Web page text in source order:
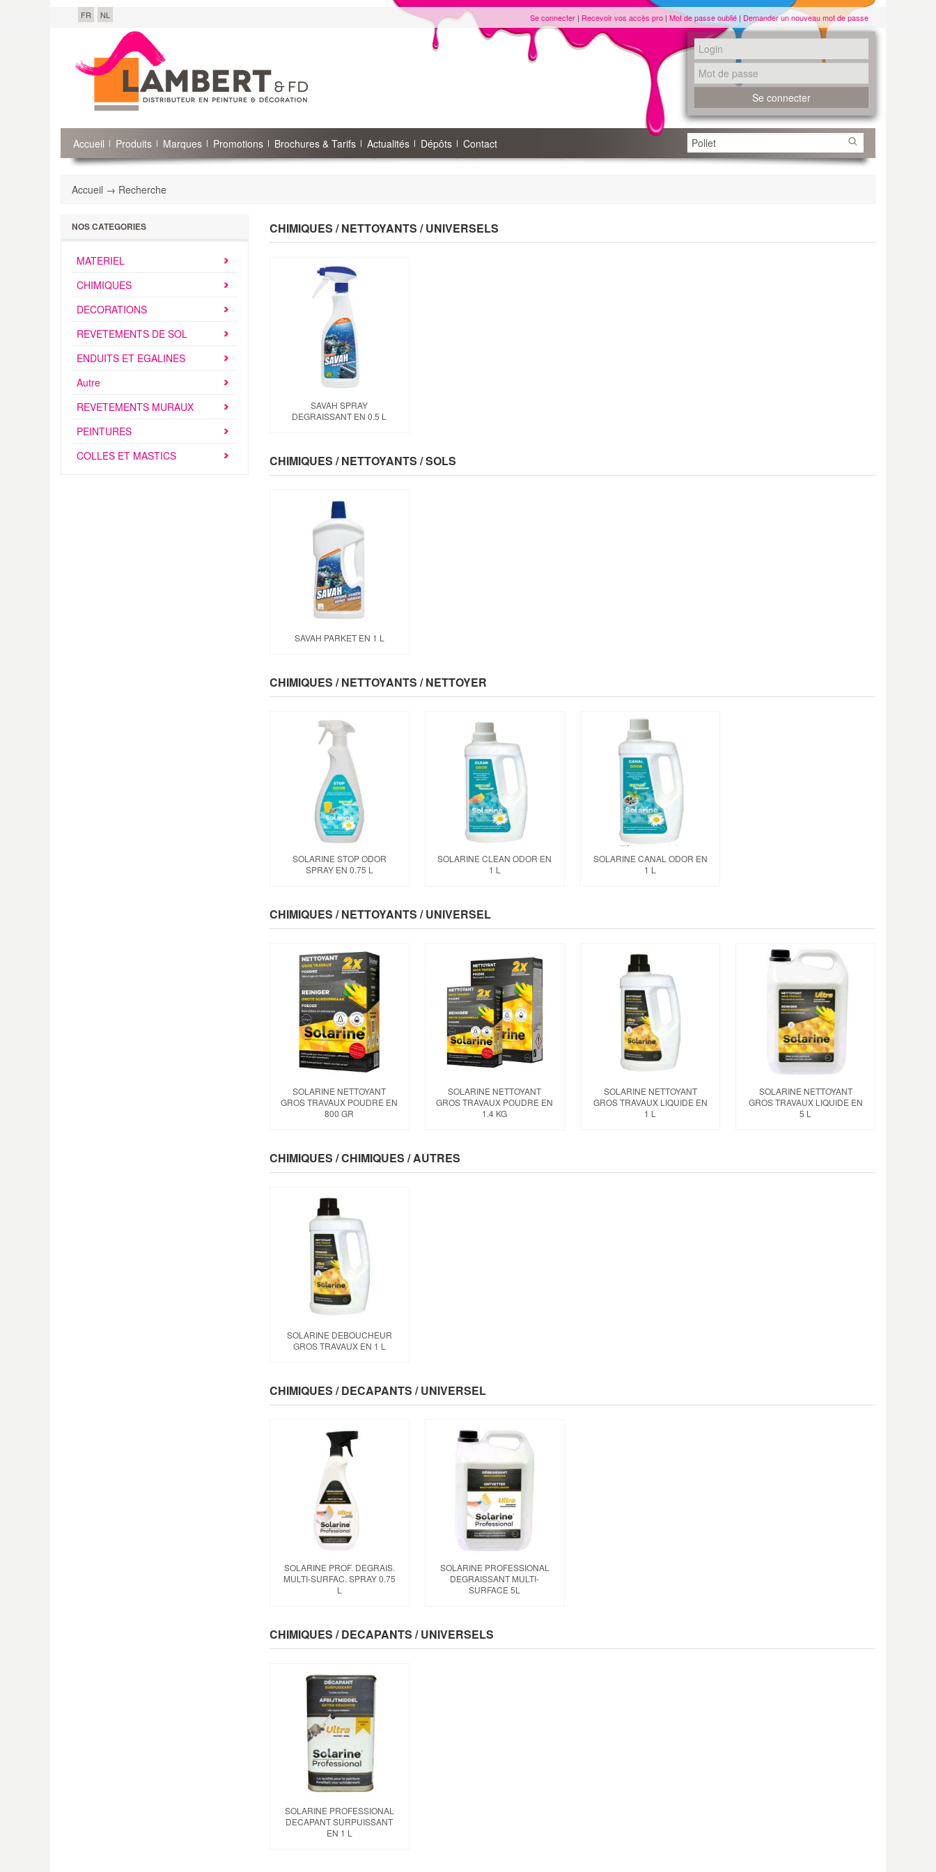
FR NL Se connecter | Recevoir vos accès pro | Mot de passe oublié | Demander un nouveau mot de passe
Accueil Produits Marques Promotions Brochures & Tarifs Actualités Dépôts Contact
Accueil → Recherche
NOS CATEGORIES
MATERIEL
CHIMIQUES
DECORATIONS
REVETEMENTS DE SOL
ENDUITS ET EGALINES
Autre
REVETEMENTS MURAUX
PEINTURES
COLLES ET MASTICS
CHIMIQUES / NETTOYANTS / UNIVERSELS
SAVAH SPRAY
DEGRAISSANT EN 0.5 L
CHIMIQUES / NETTOYANTS / SOLS
SAVAH PARKET EN 1 L
CHIMIQUES / NETTOYANTS / NETTOYER
SOLARINE STOP ODOR
SPRAY EN 0.75 L
SOLARINE CLEAN ODOR EN
1 L
SOLARINE CANAL ODOR EN
1 L
CHIMIQUES / NETTOYANTS / UNIVERSEL
SOLARINE NETTOYANT
GROS TRAVAUX POUDRE EN
800 GR
SOLARINE NETTOYANT
GROS TRAVAUX POUDRE EN
1.4 KG
SOLARINE NETTOYANT
GROS TRAVAUX LIQUIDE EN
1 L
SOLARINE NETTOYANT
GROS TRAVAUX LIQUIDE EN
5 L
CHIMIQUES / CHIMIQUES / AUTRES
SOLARINE DEBOUCHEUR
GROS TRAVAUX EN 1 L
CHIMIQUES / DECAPANTS / UNIVERSEL
SOLARINE PROF. DEGRAIS.
MULTI-SURFAC. SPRAY 0.75
L
SOLARINE PROFESSIONAL
DEGRAISSANT MULTI-
SURFACE 5L
CHIMIQUES / DECAPANTS / UNIVERSELS
SOLARINE PROFESSIONAL
DECAPANT SURPUISSANT
EN 1 L